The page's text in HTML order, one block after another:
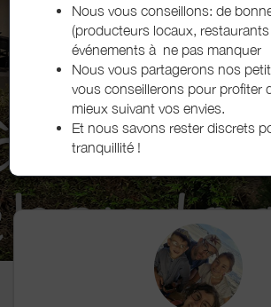
Nous vous conseillons: de
(producteurs locaux,
événements à ne pas manquer
Nous vous partagerons nos
vous conseillerons pour profiter
mieux suivant vos envies.
Et nous savons rester discrets
tranquillité !